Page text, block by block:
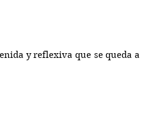
y reflexiva que se queda a